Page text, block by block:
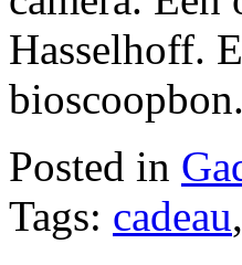
Hasselhoff.
Posted in
Tags: cadeau,